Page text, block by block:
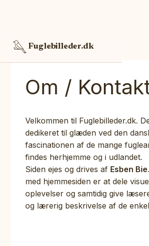
Fuglebilleder.dk
Om /
Velkommen til Fuglebilleder.dk.
dedikeret til glæden ved den
fascinationen af de mange
findes herhjemme og i udlandet.
Siden ejes og drives af Esben Bie
med hjemmesiden er at dele
oplevelser og samtidig give
og lærerig beskrivelse af de